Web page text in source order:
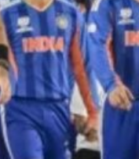
लिए टीम इंडिया
यशस्वी जायसवाल, ध्रुव
देवदत्त पडिक्कल,
मोहम्मद सिराज, प्रसिद्ध